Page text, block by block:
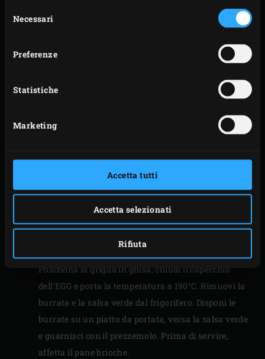
delNecessari
Preferenze
Statistiche
Marketing
Accetta tutti
Accetta selezionati
Rifiuta
cucina. Disponi la burrata sulla
Half Perforated
Cospargi una manciata di
da affumicatura al
convEGGtor
nell’EGG e
Chiudi il coperchio del kamado e lascia affumicare
la burrata per circa 10 minuti. Posizionando il
anche l’obiettivo, poiché la burrata non ha bisogno
Posiziona la griglia in ghisa, chiudi il coperchio
dell’EGG e porta la temperatura a 190°C. Rimuovi la
burrata e la salsa verde dal frigorifero. Disponi le
burrate su un piatto da portata, versa la salsa verde
e guarnisci con il prezzemolo. Prima di servire,
affetta il pane brioche.